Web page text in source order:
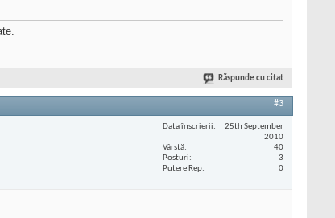
Răspunde cu citat
#3
Data înscrierii
25th September
2010
Vârstă
40
Posturi
3
Putere Rep
0